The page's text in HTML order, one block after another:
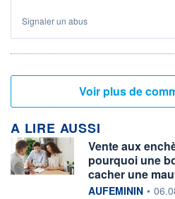
Signaler un abus
A LIRE AUSSI
Vente aux
pourquoi une
cacher une
information fournie
AUFEMININ •